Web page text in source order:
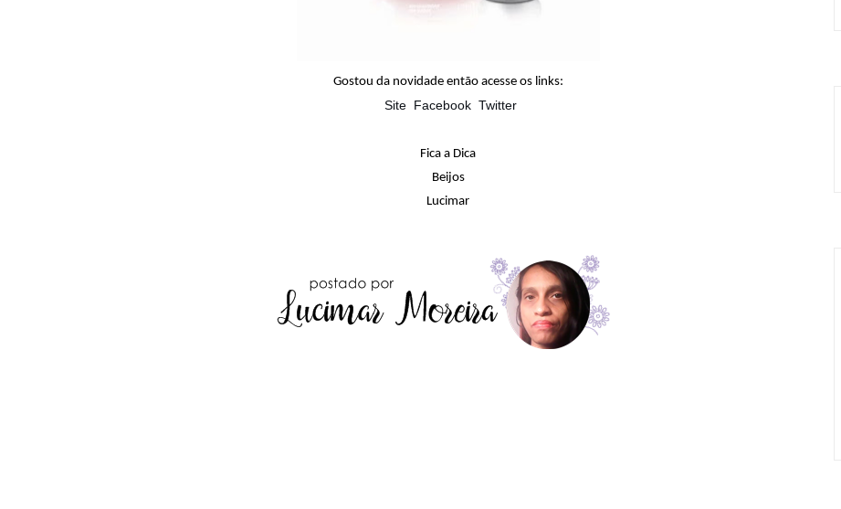
Gostou da novidade então acesse os links:
Site Facebook Twitter
Fica a Dica
Beijos
Lucimar